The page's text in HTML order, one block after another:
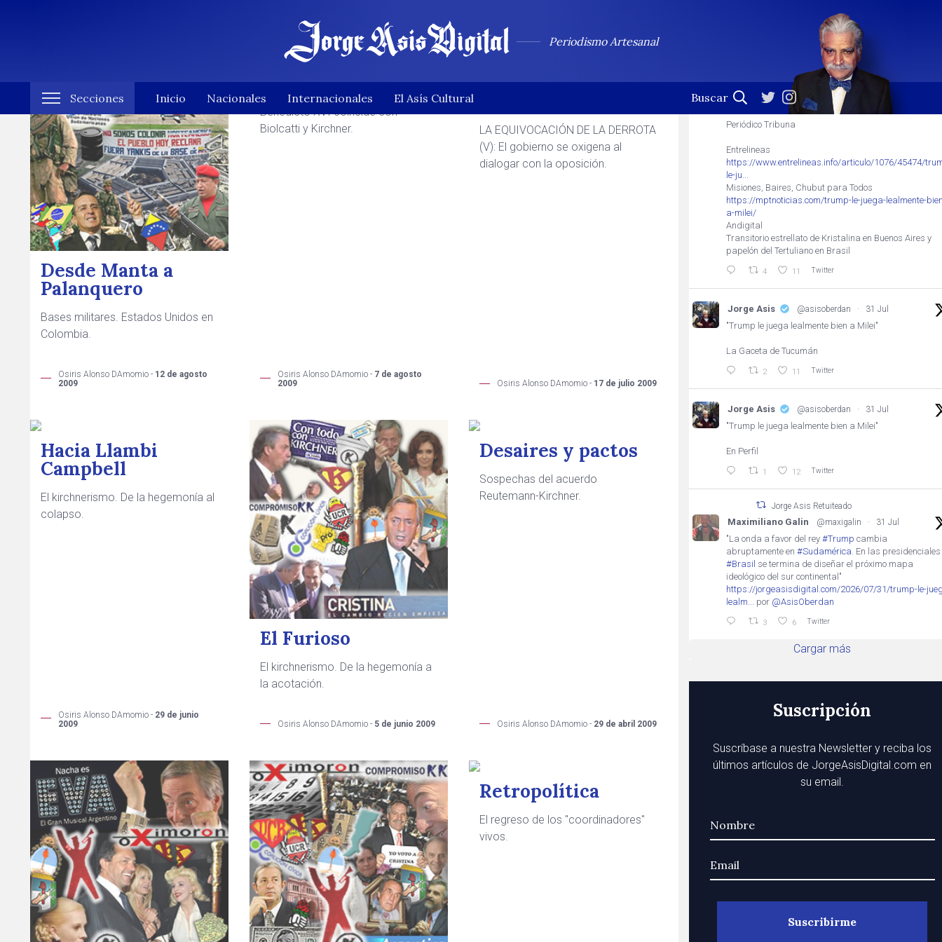
Periodismo Artesanal
Secciones Inicio Nacionales Internacionales El Asís Cultural
Desde Manta a
Palanquero
Bases militares. Estados Unidos en
Colombia.
Osiris Alonso DAmomio - 12 de agosto
2009
Tirarse con pobres
Benedicto XVI coincide con
Biolcatti y Kirchner.
Osiris Alonso DAmomio - 7 de agosto
2009
El penúltimo
LA EQUIVOCACIÓN DE LA DERROTA
(V): El gobierno se oxigena al
dialogar con la oposición.
Osiris Alonso DAmomio - 17 de julio 2009
Hacia Llambi
Campbell
El kirchnerismo. De la hegemonía al
colapso.
Osiris Alonso DAmomio - 29 de junio
2009
El Furioso
El kirchnerismo. De la hegemonía a
la acotación.
Osiris Alonso DAmomio - 5 de junio 2009
Desaires y pactos
Sospechas del acuerdo
Reutemann-Kirchner.
Osiris Alonso DAmomio - 29 de abril 2009
Retropolítica
El regreso de los "coordinadores"
vivos.
Seguir
Profesional de la palabra. (En esta cuenta no se leen
Jorge Asis @asisoberdan 31 Jul
Trump le juega lealmente bien a Milei
Periódico Tribuna
Entrelineas
https://www.entrelineas.info/articulo/1076/45474/
le-ju...
Misiones, Baires, Chubut para Todos
https://mptnoticias.com/trump-le-juega-lealmente-
a-milei/
Andigital
Transitorio estrellato de Kristalina en Buenos Aires y
papelón del Tertuliano en Brasil
4 11 Twitter
Jorge Asis @asisoberdan · 31 Jul
"Trump le juega lealmente bien a Milei"
La Gaceta de Tucumán
2 11 Twitter
Jorge Asis @asisoberdan · 31 Jul
"Trump le juega lealmente bien a Milei"
En Perfil
1 12 Twitter
Jorge Asis Retuiteado
Maximiliano Galin @maxigalin · 31 Jul
"La onda a favor del rey #Trump cambia
abruptamente en #Sudamérica . En las
#Brasil se termina de diseñar el próximo mapa
ideológico del sur continental"
https://jorgeasisdigital.com/2026/07/31/trump-le-
lealm...
por @AsisOberdan
3 6 Twitter
Cargar más
Suscripción
Suscríbase a nuestra Newsletter y reciba los
últimos artículos de JorgeAsisDigital.com en
su email.